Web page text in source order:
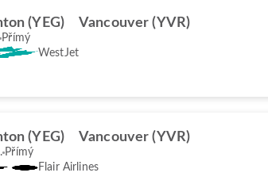
(YEG) Vancouver (YVR)
Přímý
WestJet
(YEG) Vancouver (YVR)
Přímý
Flair Airlines